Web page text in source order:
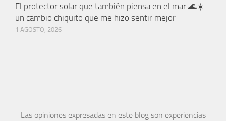
El protector solar que también piensa en el mar 🌊☀️:
un cambio chiquito que me hizo sentir mejor
1 AGOSTO, 2026
Las opiniones expresadas en este blog son experiencias